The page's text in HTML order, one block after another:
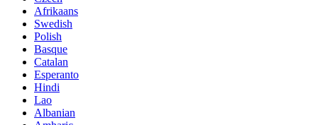
Afrikaans
Swedish
Polish
Basque
Catalan
Esperanto
Hindi
Lao
Albanian